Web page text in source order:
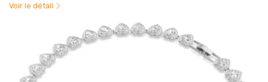
Voir le détail